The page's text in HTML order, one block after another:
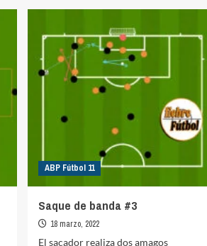
en
corto
ABP Fútbol 11
Saque de banda #3
18 marzo, 2022
El sacador realiza dos amagos